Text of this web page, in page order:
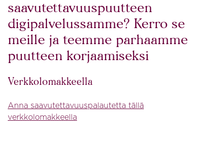
saavutettavuuspuutteen
digipalvelussamme? Kerro se
meille ja teemme parhaamme
puutteen korjaamiseksi
Verkkolomakkeella
Anna saavutettavuuspalautetta tällä
verkkolomakkeella